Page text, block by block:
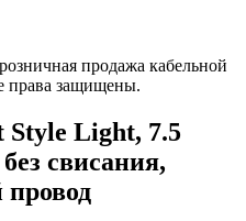
продажа кабельной
права защищены.
Style Light, 7.5
свисания,